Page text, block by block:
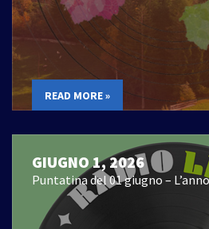
READ MORE »
GIUGNO 1, 2026
Puntatina del 01 giugno –